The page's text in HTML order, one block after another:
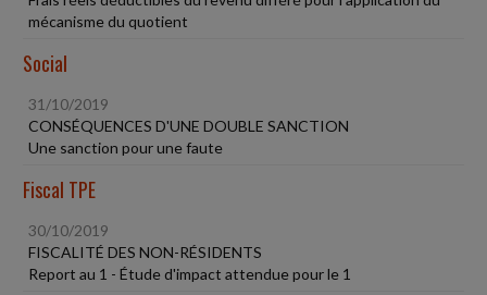
mécanisme du quotient
Social
31/10/2019
CONSÉQUENCES D'UNE DOUBLE SANCTION
Une sanction pour une faute
Fiscal TPE
30/10/2019
FISCALITÉ DES NON-RÉSIDENTS
Report au 1 - Étude d'impact attendue pour le 1